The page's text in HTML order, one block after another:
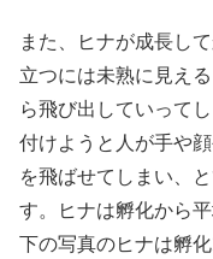
また、ヒナが成長し
立つには未熟に見え
ら飛び出していって
付けようと人が手や
を飛ばせてしまい、
す。ヒナは孵化から
下の写真のヒナは孵